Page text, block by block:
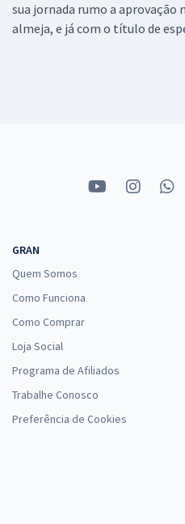
sua jornada rumo a aprovação
almeja, e já com o título de
GRAN
Quem Somos
Como Funciona
Como Comprar
Loja Social
Programa de Afiliados
Trabalhe Conosco
Preferência de Cookies